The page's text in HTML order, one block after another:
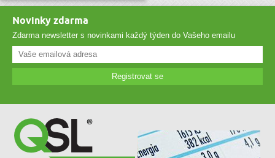
Novinky zdarma
Zdarma newsletter s novinkami každý týden do Vašeho emailu
Registrovat se